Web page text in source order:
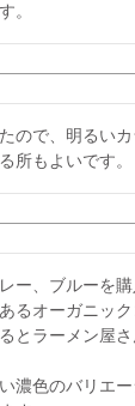
。
ので、明るい
所もよいです。
ー、ブルーを
るオーガニッ
とラーメン屋
濃色のバリエ